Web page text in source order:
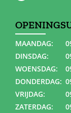
MAANDAG:
DINSDAG:
WOENSDAG:
DONDERDAG:
VRIJDAG:
ZATERDAG: